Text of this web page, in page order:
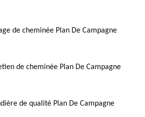
de cheminée Plan De Campagne
de cheminée Plan De Campagne
de qualité Plan De Campagne